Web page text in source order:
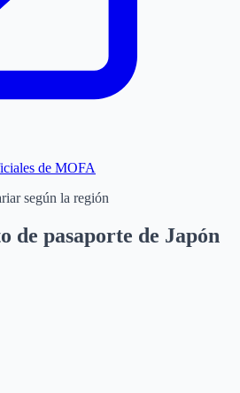
de MOFA
según la región
de pasaporte de Japón